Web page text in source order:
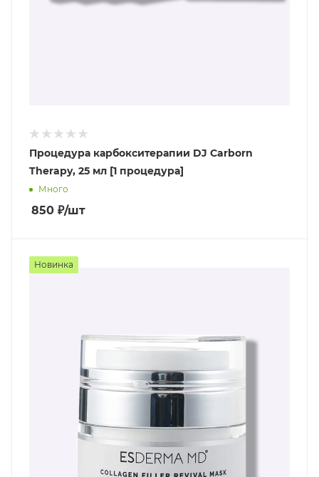
Процедура карбокситерапии DJ Carborn
Therapy, 25 мл [1 процедура]
Много
850 ₽/шт
Новинка